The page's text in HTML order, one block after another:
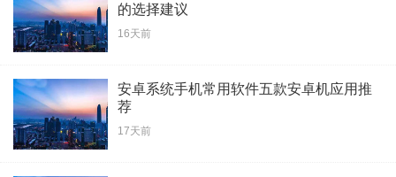
的选择建议
16天前
安卓系统手机常用软件五款安卓机应用推
荐
17天前